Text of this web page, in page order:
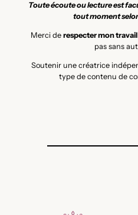
Toute écoute ou lecture est
tout moment
Merci de respecter mon travail
pas sans
Soutenir une créatrice
type de contenu de